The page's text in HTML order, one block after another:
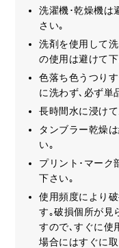
洗濯機･乾燥機は
さい｡
洗剤を使用して
の使用は避けて下
色落ち色うつり
に洗わず､必ず単
長時間水に浸け
タンブラー乾燥
い｡
プリント･マーク
下さい｡
使用頻度により
す｡破損個所が見
すので､すぐに使
場合にはすぐに